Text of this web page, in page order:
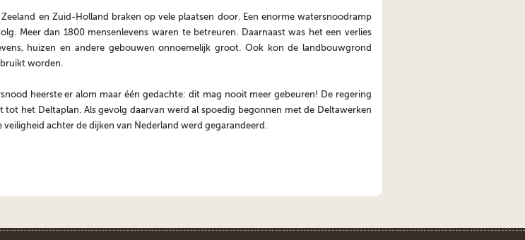
en Zuid-Holland braken op vele plaatsen door. Een enorme watersnoodramp
Meer dan 1800 mensenlevens waren te betreuren. Daarnaast was het een verlies
huizen en andere gebouwen onnoemelijk groot. Ook kon de landbouwgrond
worden.
heerste er alom maar één gedachte: dit mag nooit meer gebeuren! De regering
tot het Deltaplan. Als gevolg daarvan werd al spoedig begonnen met de Deltawerken
veiligheid achter de dijken van Nederland werd gegarandeerd.